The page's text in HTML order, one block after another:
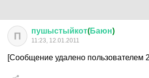
П пушыстыйкот(Баюн)
11:23, 12.01.2011
[Сообщение удалено пользователем